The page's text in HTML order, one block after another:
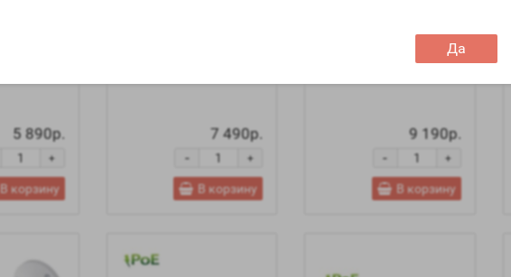
Да
5 890р.
+
В корзину
7 490р.
+
-
В корзину
DH-IPC-HFW1420SP-
9 190р.
+
-
В корзину